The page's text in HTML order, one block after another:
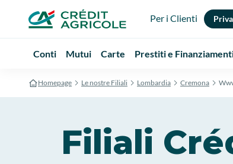
Per i Clienti
Conti Mutui Carte Prestiti e
Homepage Le nostre Filiali Lombardia Cremona
Filiali